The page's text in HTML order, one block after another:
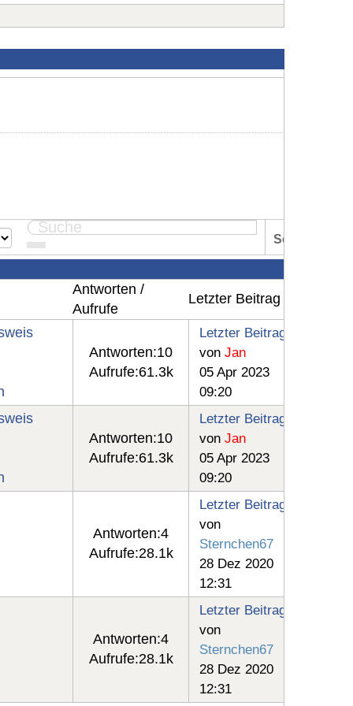
Seite:
Antworten /
Aufrufe
Letzter Beitrag
Antworten:10
Aufrufe:61.3k
Letzter Beitrag
von Jan
05 Apr 2023
09:20
Antworten:10
Aufrufe:61.3k
Letzter Beitrag
von Jan
05 Apr 2023
09:20
Antworten:4
Aufrufe:28.1k
Letzter Beitrag
von
Sternchen67
28 Dez 2020
12:31
Antworten:4
Aufrufe:28.1k
Letzter Beitrag
von
Sternchen67
28 Dez 2020
12:31